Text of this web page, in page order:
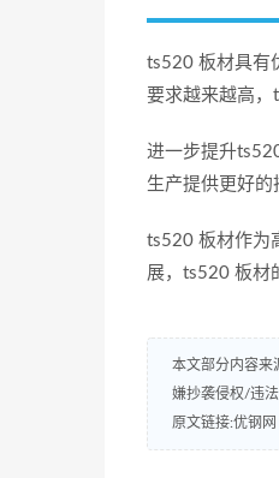
ts520 板材具有
要求越来越高，
进一步提升
生产提供更好的
ts520 板材作为
展，ts520 板材
本文部分内容来
嫌抄袭侵权/违
原文链接:优钢网